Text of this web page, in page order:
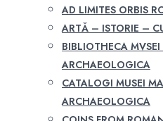
AD LIMITES ORBIS
ARTĂ – ISTORIE –
BIBLIOTHECA MVSEI
ARCHAEOLOGICA
CATALOGI MUSEI
ARCHAEOLOGICA